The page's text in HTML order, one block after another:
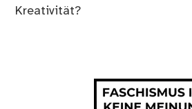
Kreativität?